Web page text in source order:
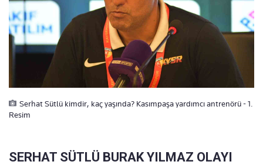
Serhat Sütlü kimdir, kaç yaşında? Kasımpaşa yardımcı antrenörü - 1.
Resim
SERHAT SÜTLÜ BURAK YILMAZ OLAYI